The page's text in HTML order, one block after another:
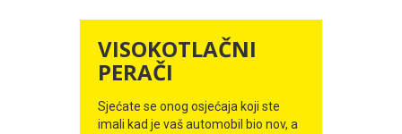
VISOKOTLAČNI
PERAČI
Sjećate se onog osjećaja koji ste
imali kad je vaš automobil bio nov, a